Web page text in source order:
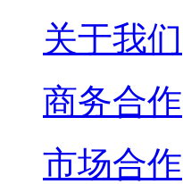
关于我们
商务合作
市场合作